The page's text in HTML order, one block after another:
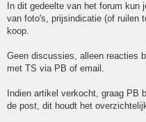
In dit gedeelte van het forum kun
van foto's, prijsindicatie (of ruilen
koop.
Geen discussies, alleen reacties
met TS via PB of email.
Indien artikel verkocht, graag PB
de post, dit houdt het